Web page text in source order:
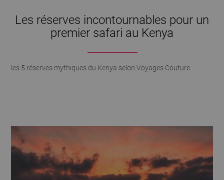
Les réserves incontournables pour un
premier safari au Kenya
les 5 réserves mythiques du Kenya selon Voyages Couture